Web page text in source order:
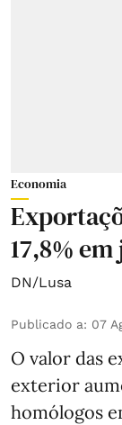
Economia
17,8%
DN/Lusa
Publicado a: 07
O valor das
exterior
homólogos